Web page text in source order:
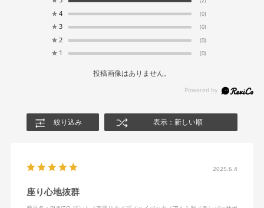
★ 4 (0)
★ 3 (0)
★ 2 (0)
★ 1 (0)
投稿画像はありません。
絞り込み 表示：新しい順
2025.6.4
座り心地抜群